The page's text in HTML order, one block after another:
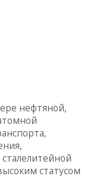
нефтяной,
статусом